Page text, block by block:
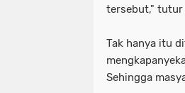
tersebut," tutur
Tak hanya itu
Sehingga